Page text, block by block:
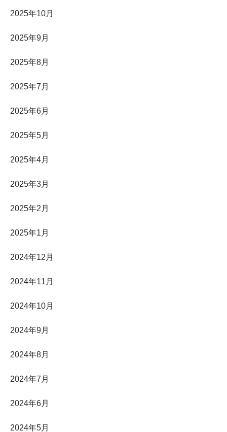
2025年10月
2025年9月
2025年8月
2025年7月
2025年6月
2025年5月
2025年4月
2025年3月
2025年2月
2025年1月
2024年12月
2024年11月
2024年10月
2024年9月
2024年8月
2024年7月
2024年6月
2024年5月